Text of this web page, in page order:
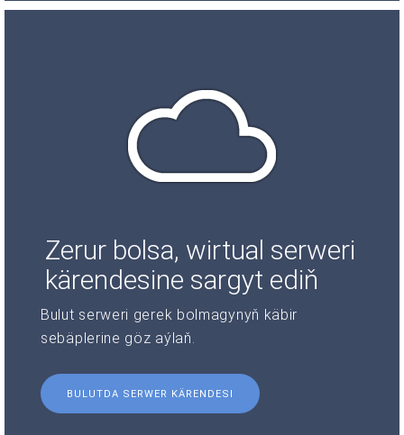
Zerur bolsa, wirtual serweri
kärendesine sargyt ediň
Bulut serweri gerek bolmagynyň käbir
sebäplerine göz aýlaň.
BULUTDA SERWER KÄRENDESI